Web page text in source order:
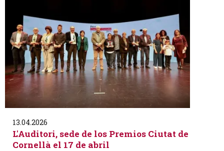
13.04.2026
L'Auditori, sede de los Premios Ciutat de
Cornellà el 17 de abril